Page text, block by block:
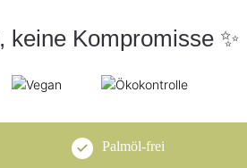
keine Kompromisse ✨
Palmöl-frei